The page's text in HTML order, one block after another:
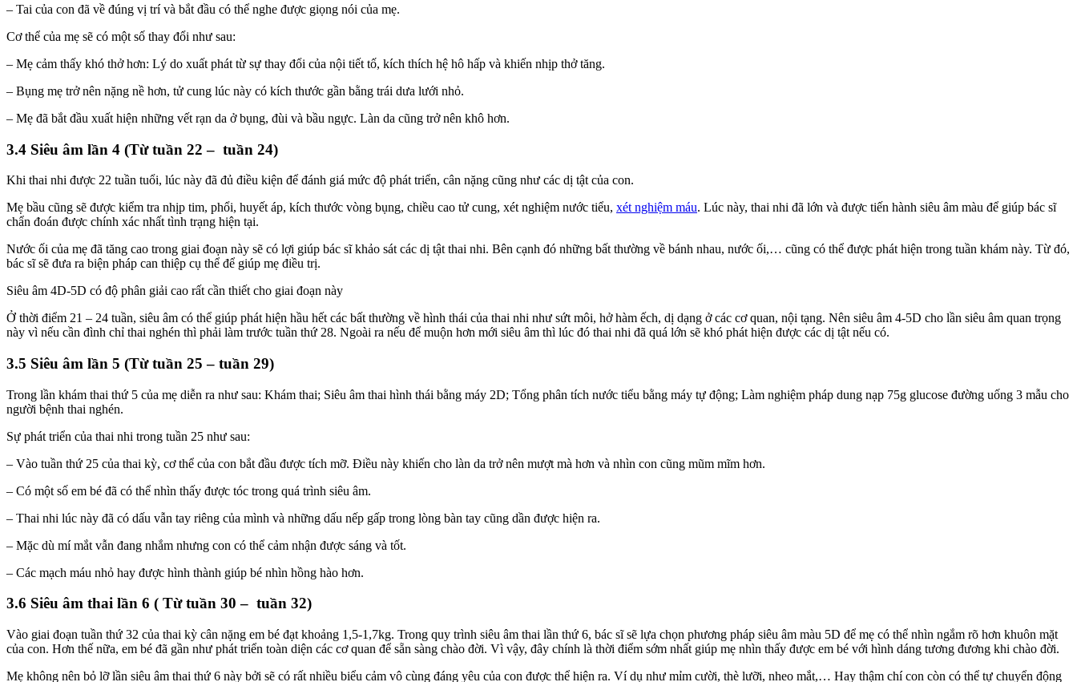
– Tai của con đã về đúng vị trí và bắt đầu có thể nghe được giọng nói của mẹ.
Cơ thể của mẹ sẽ có một số thay đổi như sau:
– Mẹ cảm thấy khó thở hơn: Lý do xuất phát từ sự thay đổi của nội tiết tố, kích thích hệ hô hấp và khiến nhịp thở tăng.
– Bụng mẹ trở nên nặng nề hơn, tử cung lúc này có kích thước gần bằng trái dưa lưới nhỏ.
– Mẹ đã bắt đầu xuất hiện những vết rạn da ở bụng, đùi và bầu ngực. Làn da cũng trở nên khô hơn.
3.4 Siêu âm lần 4 (Từ tuần 22 – tuần 24)
Khi thai nhi được 22 tuần tuổi, lúc này đã đủ điều kiện để đánh giá mức độ phát triển, cân nặng cũng như các dị tật của con.
Mẹ bầu cũng sẽ được kiểm tra nhịp tim, phổi, huyết áp, kích thước vòng bụng, chiều cao tử cung, xét nghiệm nước tiểu, xét nghiệm máu. Lúc này, thai nhi đã lớn và được tiến hành siêu âm màu để giúp bác sĩ
chẩn đoán được chính xác nhất tình trạng hiện tại.
Nước ối của mẹ đã tăng cao trong giai đoạn này sẽ có lợi giúp bác sĩ khảo sát các dị tật thai nhi. Bên cạnh đó những bất thường về bánh nhau, nước ối,… cũng có thể được phát hiện trong tuần khám này. Từ đó,
bác sĩ sẽ đưa ra biện pháp can thiệp cụ thể để giúp mẹ điều trị.
Siêu âm 4D-5D có độ phân giải cao rất cần thiết cho giai đoạn này
Ở thời điểm 21 – 24 tuần, siêu âm có thể giúp phát hiện hầu hết các bất thường về hình thái của thai nhi như sứt môi, hở hàm ếch, dị dạng ở các cơ quan, nội tạng. Nên siêu âm 4-5D cho lần siêu âm quan trọng
này vì nếu cần đình chỉ thai nghén thì phải làm trước tuần thứ 28. Ngoài ra nếu để muộn hơn mới siêu âm thì lúc đó thai nhi đã quá lớn sẽ khó phát hiện được các dị tật nếu có.
3.5 Siêu âm lần 5 (Từ tuần 25 – tuần 29)
Trong lần khám thai thứ 5 của mẹ diễn ra như sau: Khám thai; Siêu âm thai hình thái bằng máy 2D; Tổng phân tích nước tiểu bằng máy tự động; Làm nghiệm pháp dung nạp 75g glucose đường uống 3 mẫu cho
người bệnh thai nghén.
Sự phát triển của thai nhi trong tuần 25 như sau:
– Vào tuần thứ 25 của thai kỳ, cơ thể của con bắt đầu được tích mỡ. Điều này khiến cho làn da trở nên mượt mà hơn và nhìn con cũng mũm mĩm hơn.
– Có một số em bé đã có thể nhìn thấy được tóc trong quá trình siêu âm.
– Thai nhi lúc này đã có dấu vẫn tay riêng của mình và những dấu nếp gấp trong lòng bàn tay cũng dần được hiện ra.
– Mặc dù mí mắt vẫn đang nhắm nhưng con có thể cảm nhận được sáng và tốt.
– Các mạch máu nhỏ hay được hình thành giúp bé nhìn hồng hào hơn.
3.6 Siêu âm thai lần 6 ( Từ tuần 30 – tuần 32)
Vào giai đoạn tuần thứ 32 của thai kỳ cân nặng em bé đạt khoảng 1,5-1,7kg. Trong quy trình siêu âm thai lần thứ 6, bác sĩ sẽ lựa chọn phương pháp siêu âm màu 5D để mẹ có thể nhìn ngắm rõ hơn khuôn mặt
của con. Hơn thế nữa, em bé đã gần như phát triển toàn diện các cơ quan để sẵn sàng chào đời. Vì vậy, đây chính là thời điểm sớm nhất giúp mẹ nhìn thấy được em bé với hình dáng tương đương khi chào đời.
Mẹ không nên bỏ lỡ lần siêu âm thai thứ 6 này bởi sẽ có rất nhiều biểu cảm vô cùng đáng yêu của con được thể hiện ra. Ví dụ như mỉm cười, thè lưỡi, nheo mắt,… Hay thậm chí con còn có thể tự chuyển động